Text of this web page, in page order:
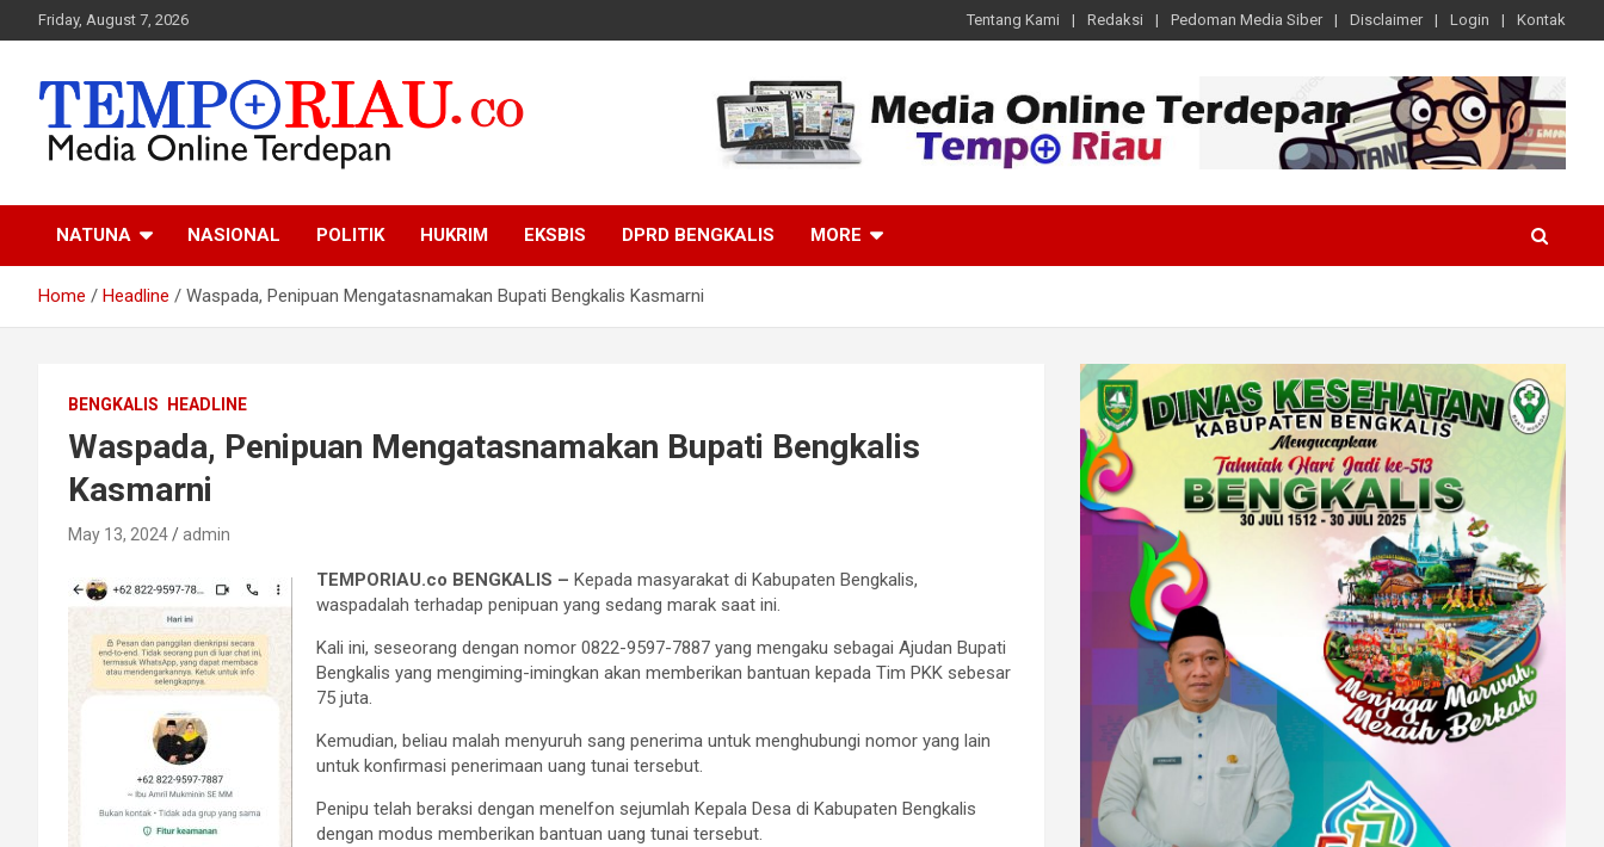
to
Friday, August 7, 2026 Tentang Kami Redaksi Pedoman Media Siber Disclaimer Login Kontak
Tempo Riau
NATUNA NASIONAL POLITIK HUKRIM EKSBIS DPRD BENGKALIS MORE
Home Headline Waspada, Penipuan Mengatasnamakan Bupati Bengkalis Kasmarni
BENGKALIS HEADLINE
Waspada, Penipuan Mengatasnamakan Bupati Bengkalis
Kasmarni
May 13, 2024 admin
TEMPORIAU.co BENGKALIS – Kepada masyarakat di Kabupaten Bengkalis,
waspadalah terhadap penipuan yang sedang marak saat ini.
Kali ini, seseorang dengan nomor 0822-9597-7887 yang mengaku sebagai Ajudan Bupati
Bengkalis yang mengiming-imingkan akan memberikan bantuan kepada Tim PKK sebesar
75 juta.
Kemudian, beliau malah menyuruh sang penerima untuk menghubungi nomor yang lain
untuk konfirmasi penerimaan uang tunai tersebut.
Penipu telah beraksi dengan menelfon sejumlah Kepala Desa di Kabupaten Bengkalis
dengan modus memberikan bantuan uang tunai tersebut.